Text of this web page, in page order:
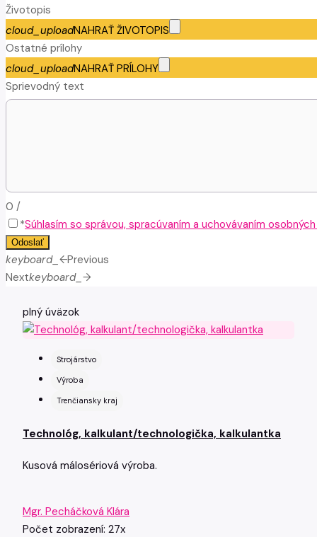
Životopis
cloud_uploadNAHRAŤ ŽIVOTOPIS
Ostatné prílohy
cloud_uploadNAHRAŤ PRÍLOHY
Sprievodný text
0 /
*Súhlasím so správou, spracúvaním a uchovávaním
Odoslať
keyboard_arrow_leftPrevious
Nextkeyboard_arrow_right
plný úväzok
Strojárstvo
Výroba
Trenčiansky kraj
Technológ, kalkulant/technologička, kalkulantka
Kusová málosériová výroba.
Mgr. Pecháčková Klára
Počet zobrazení: 27x